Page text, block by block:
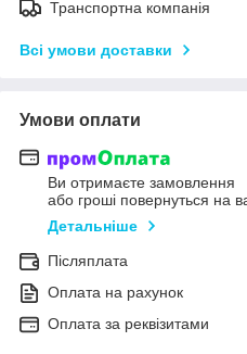
Транспортна компанія
Всі умови доставки
Умови оплати
Ви отримаєте замовлення
або гроші повернуться на
Детальніше
Післяплата
Оплата на рахунок
Оплата за реквізитами